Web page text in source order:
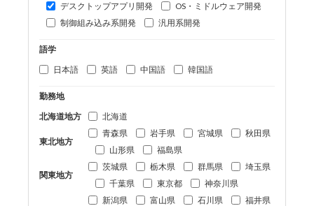
デスクトップアプリ開発
OS・ミドルウェア開発
制御組み込み系開発
汎用系開発
語学
日本語
英語 中国語 韓国語
勤務地
北海道地方
北海道
東北地方
青森県 岩手県 宮城県
秋田県
山形県
福島県
関東地方
茨城県 栃木県 群馬県
埼玉県
千葉県
東京都 神奈川県
新潟県 富山県 石川県
福井県